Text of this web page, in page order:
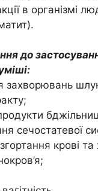
в організмі
до
захворювань
сечостатевої
крові та